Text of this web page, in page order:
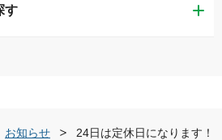
す
お知らせ 24日は定休日になります！